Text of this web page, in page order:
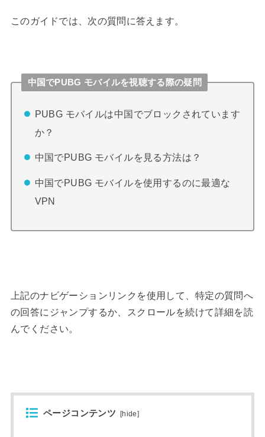
このガイドでは、次の質問に答えます。
中国でPUBG モバイルを視聴する際の疑問
PUBG モバイルは中国でブロックされています
か？
中国でPUBG モバイルを見る方法は？
中国でPUBG モバイルを使用するのに最適な
VPN
上記のナビゲーションリンクを使用して、特定の質問へ
の回答にジャンプするか、スクロールを続けて詳細を読
んでください。
ページコンテンツ [hide]